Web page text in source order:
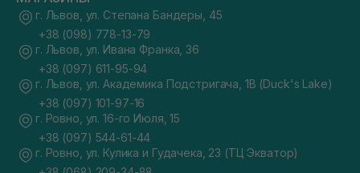
г. Львов, ул. Степана Бандеры, 45
+38 (098) 778-13-79
г. Львов, ул. Ивана Франка, 36
+38 (097) 611-95-94
г. Львов, ул. Академика Подстригача, 1В (Duck's Lake)
+38 (097) 101-97-16
г. Ровно, ул. 16-го Июля, 15
+38 (097) 544-61-44
г. Ровно, ул. Кулика и Гудачека, 23 (ТЦ Экватор)